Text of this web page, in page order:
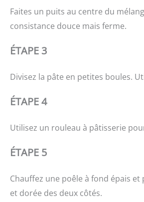
Faites un puits au centre du
consistance douce mais ferme.
ÉTAPE 3
Divisez la pâte en petites boules.
ÉTAPE 4
Utilisez un rouleau à pâtisserie
ÉTAPE 5
Chauffez une poêle à fond épais et
et dorée des deux côtés.